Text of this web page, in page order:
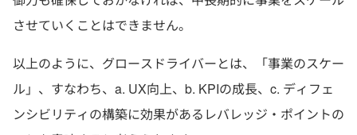
させていくことはできません。
以上のように、グロースドライバーとは、「事業のスケー
ル」、すなわち、a. UX向上、b. KPIの成長、c. ディフェ
ンシビリティの構築に効果があるレバレッジ・ポイントの